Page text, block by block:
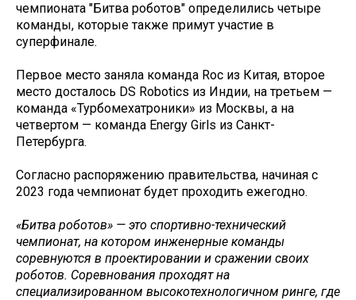
чемпионата "Битва роботов" определились четыре
команды, которые также примут участие в
суперфинале.
Первое место заняла команда Roc из Китая, второе
место досталось DS Robotics из Индии, на третьем —
команда «Турбомехатроники» из Москвы, а на
четвертом — команда Energy Girls из Санкт-
Петербурга.
Согласно распоряжению правительства, начиная с
2023 года чемпионат будет проходить ежегодно.
«Битва роботов» — это спортивно-технический
чемпионат, на котором инженерные команды
соревнуются в проектировании и сражении своих
роботов. Соревнования проходят на
специализированном высокотехнологичном ринге, где